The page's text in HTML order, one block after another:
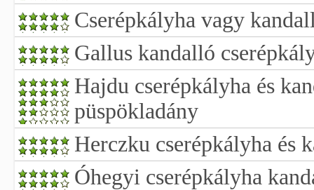
Cserépkályha vagy
Gallus kandalló
Hajdu cserépkályha és
püspökladány
Herczku cserépkályha és
Óhegyi cserépkályha